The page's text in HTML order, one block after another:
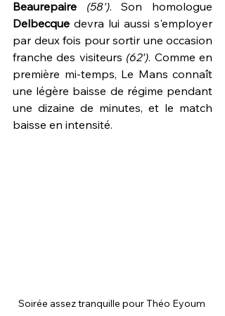
Beaurepaire
(58')
Delbecque devra lui aussi s'employer
par deux fois pour sortir une occasion
franche des visiteurs (62'). Comme en
première mi-temps, Le Mans connaît
une légère baisse de régime pendant
une dizaine de minutes, et le match
baisse en intensité.
Soirée assez tranquille pour Théo Eyoum